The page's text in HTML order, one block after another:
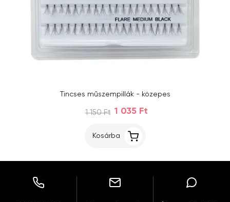
Tincses műszempillák - közepes
1 150 Ft 1 035 Ft
Kosárba